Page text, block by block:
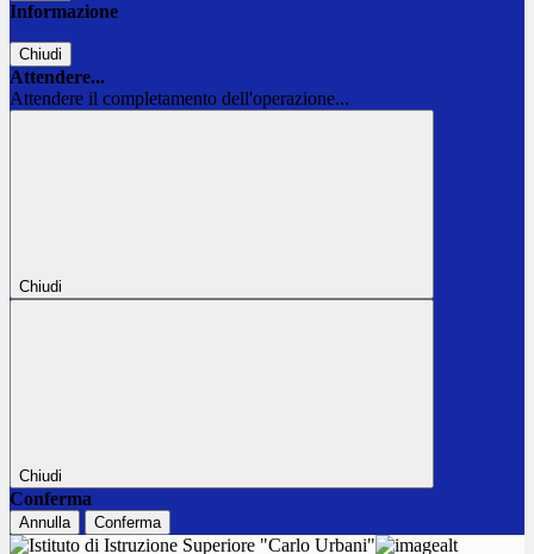
Informazione
Chiudi
Attendere...
Attendere il completamento dell'operazione...
Chiudi
Chiudi
Conferma
Annulla Conferma